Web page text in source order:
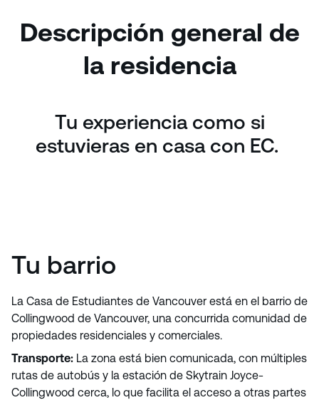
Descripción general de
la residencia
Tu experiencia como si
estuvieras en casa con EC.
Tu barrio
La Casa de Estudiantes de Vancouver está en el barrio de
Collingwood de Vancouver, una concurrida comunidad de
propiedades residenciales y comerciales.
Transporte: La zona está bien comunicada, con múltiples
rutas de autobús y la estación de Skytrain Joyce-
Collingwood cerca, lo que facilita el acceso a otras partes